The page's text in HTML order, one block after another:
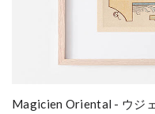
Magicien Oriental - ウジ